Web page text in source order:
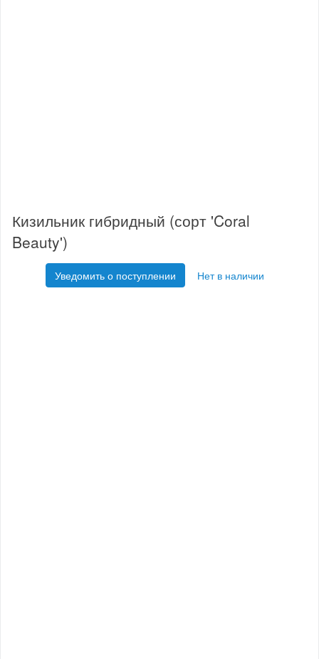
Кизильник гибридный (сорт 'Coral
Beauty')
Уведомить о поступлении Нет в наличии